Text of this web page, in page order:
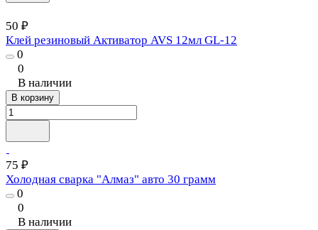
50 ₽
Клей резиновый Активатор AVS 12мл GL-12
0
0
В наличии
В корзину
75 ₽
Холодная сварка "Алмаз" авто 30 грамм
0
0
В наличии